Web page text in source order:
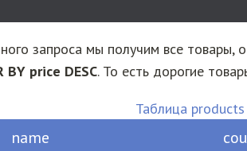
запроса мы получим все товары,
BY price DESC. То есть дорогие
Таблица
name